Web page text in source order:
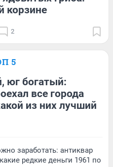
корзине
2
5
юг богатый:
все города
из них лучший
заработать: антиквар
редкие деньги 1961 по